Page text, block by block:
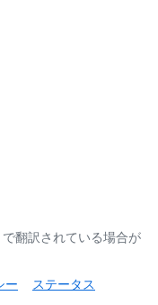
翻訳されている場合が
ー
ステータス